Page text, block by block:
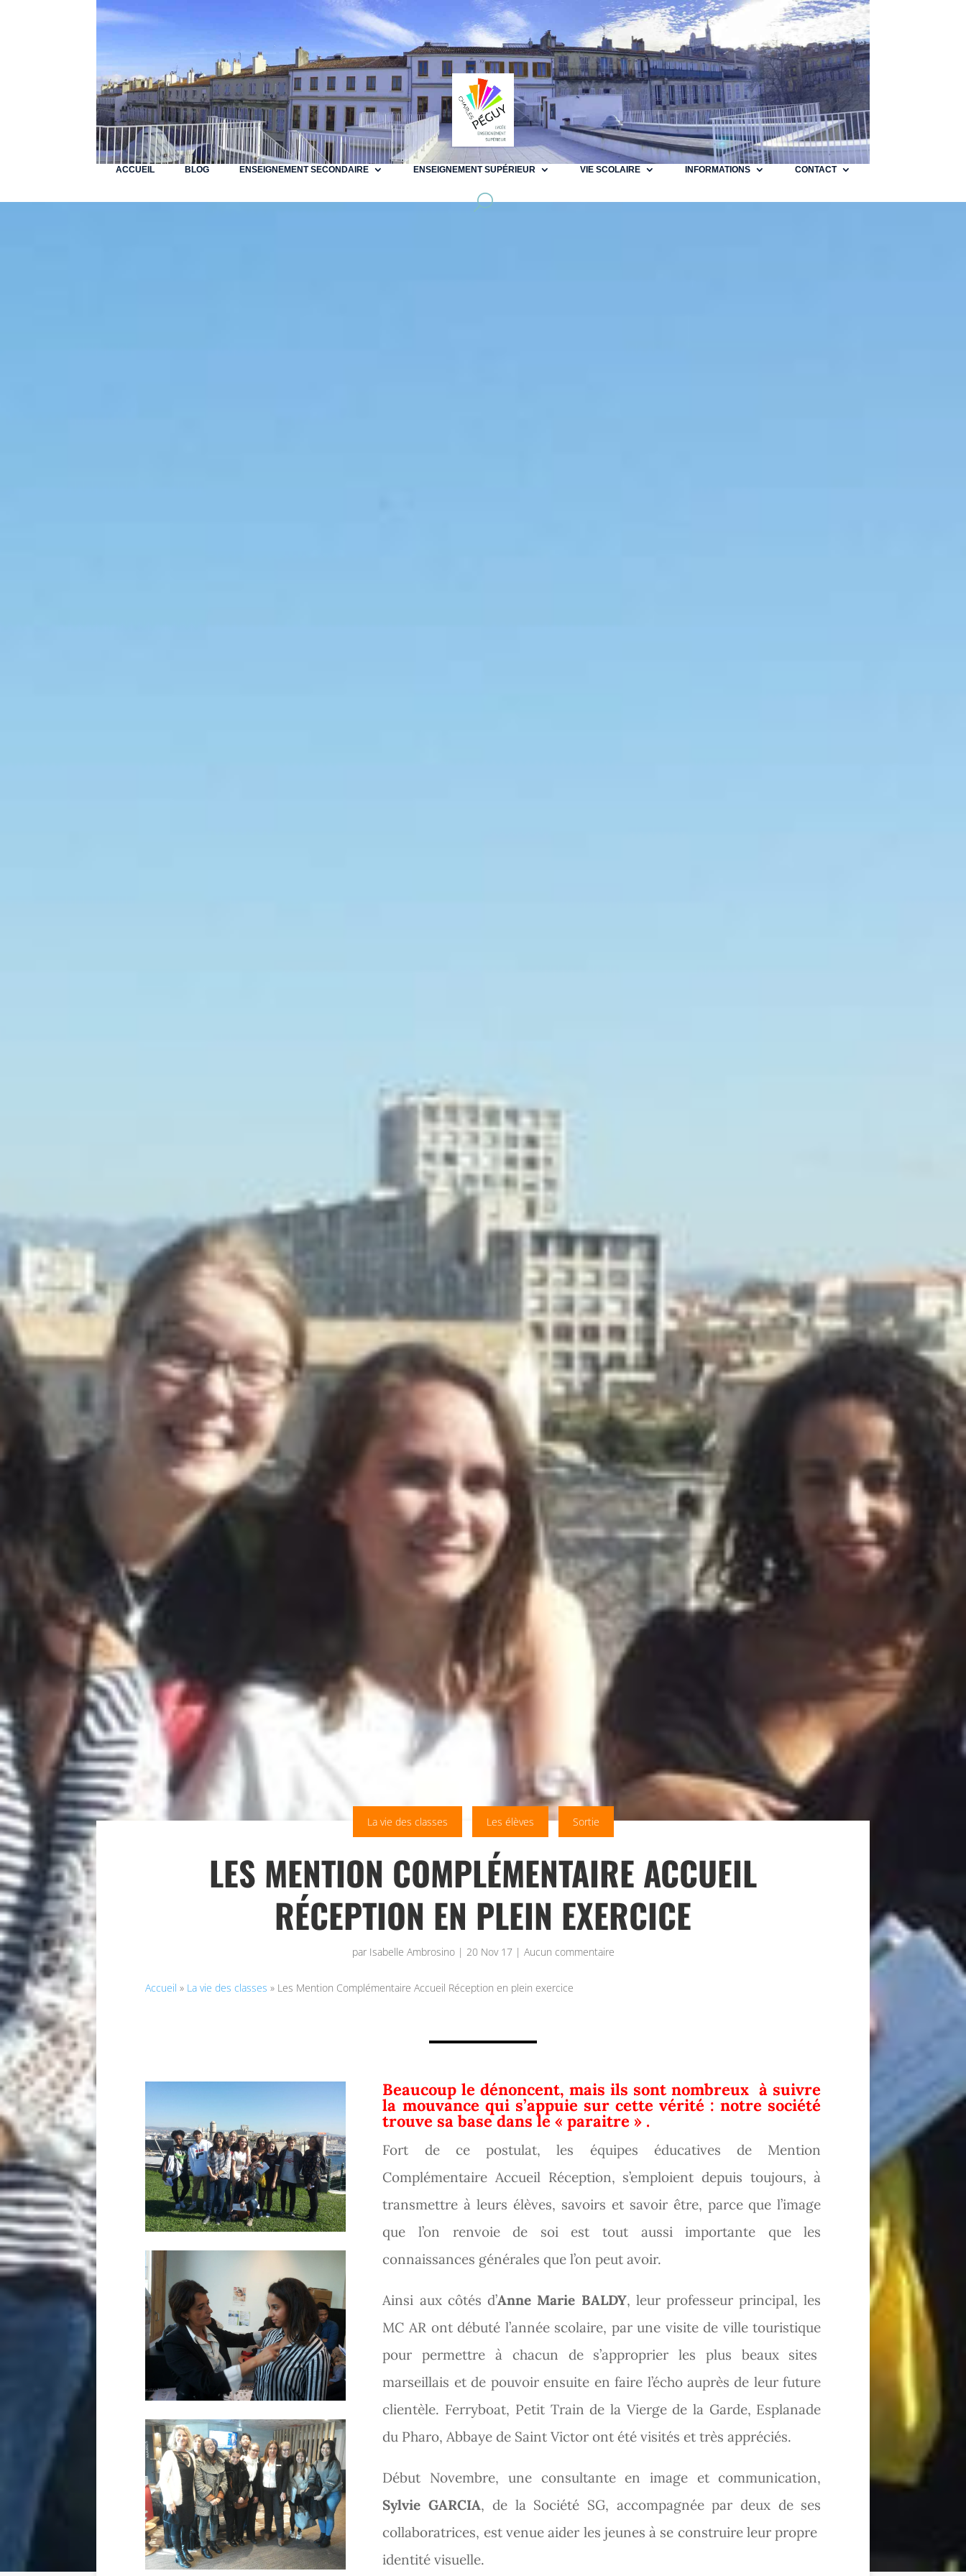
ACCUEIL BLOG ENSEIGNEMENT SECONDAIRE ENSEIGNEMENT SUPÉRIEUR VIE SCOLAIRE INFORMATIONS CONTACT
La vie des classes Les élèves Sortie
LES MENTION COMPLÉMENTAIRE ACCUEIL
RÉCEPTION EN PLEIN EXERCICE
par Isabelle Ambrosino| 20 Nov 17| Aucun commentaire
Accueil » La vie des classes » Les Mention Complémentaire Accueil Réception en plein exercice
Beaucoup le dénoncent, mais ils sont nombreux à suivre
la mouvance qui s’appuie sur cette vérité : notre société
trouve sa base dans le «paraitre » .
Fort de ce postulat, les équipes éducatives de Mention
Complémentaire Accueil Réception, s’emploient depuis toujours, à
transmettre à leurs élèves, savoirs et savoir être, parce que l’image
que l’on renvoie de soi est tout aussi importante que les
connaissances générales que l’on peut avoir.
Ainsi aux côtés d’Anne Marie BALDY, leur professeur principal, les
MC AR ont débuté l’année scolaire, par une visite de ville touristique
pour permettre à chacun de s’approprier les plus beaux sites
marseillais et de pouvoir ensuite en faire l’écho auprès de leur future
clientèle. Ferryboat, Petit Train de la Vierge de la Garde, Esplanade
du Pharo, Abbaye de Saint Victor ont été visités et très appréciés.
Début Novembre, une consultante en image et communication,
Sylvie GARCIA, de la Société SG, accompagnée par deux de ses
collaboratrices, est venue aider les jeunes à se construire leur propre
identité visuelle.